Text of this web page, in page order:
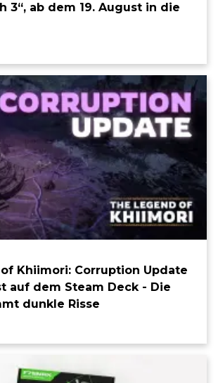
3“, ab dem 19. August in die
Khiimori: Corruption Update
auf dem Steam Deck - Die
dunkle Risse